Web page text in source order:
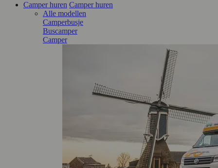
Camper huren Camper huren
Alle modellen
Camperbusje
Buscamper
Camper